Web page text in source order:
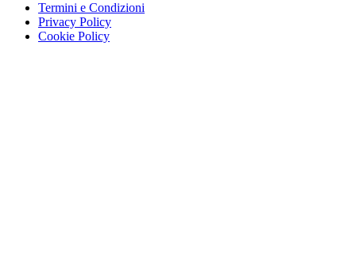
Termini e Condizioni
Privacy Policy
Cookie Policy